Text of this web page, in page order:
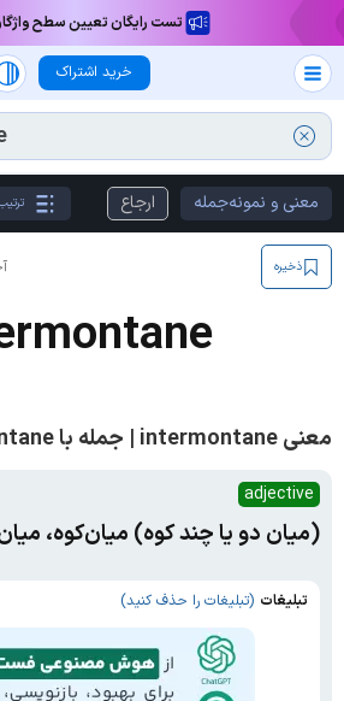
تست رایگان تعیین سطح
خرید اشتراک
معنی و نمونه‌جمله ارجاع
ذخیره
معنی intermontane | جمله با intermontane
adjective
(میان دو یا چند کوه) میان‌کوه،
تبلیغات (تبلیغات را حذف کنید)